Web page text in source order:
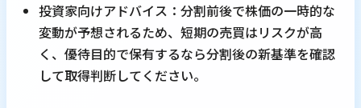
投資家向けアドバイス：分割前後で株価の一時的な
変動が予想されるため、短期の売買はリスクが高
く、優待目的で保有するなら分割後の新基準を確認
して取得判断してください。